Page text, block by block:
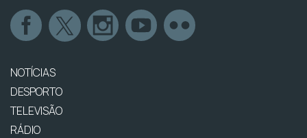
NOTÍCIAS
DESPORTO
TELEVISÃO
RÁDIO